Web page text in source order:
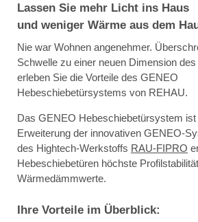
Lassen Sie mehr Licht ins Haus
und weniger Wärme aus dem
Nie war Wohnen angenehmer.
Schwelle zu einer neuen Dimension
erleben Sie die Vorteile des GENEO
Hebeschiebetürsystems von REHAU.
Das GENEO Hebeschiebetürsystem
Erweiterung der innovativen GENEO-
des Hightech-Werkstoffs RAU-FIPRO
Hebeschiebetüren höchste
Wärmedämmwerte.
Ihre Vorteile im Überblick: